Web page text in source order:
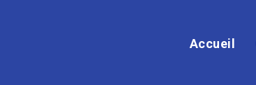
Accueil